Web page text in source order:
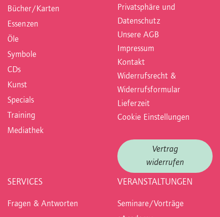
Bücher/Karten
Essenzen
Öle
Symbole
CDs
Kunst
Specials
Training
Mediathek
Privatsphäre und
Datenschutz
Unsere AGB
Impressum
Kontakt
Widerrufsrecht &
Widerrufsformular
Lieferzeit
Cookie Einstellungen
Vertrag
widerrufen
SERVICES
Fragen & Antworten
VERANSTALTUNGEN
Seminare/Vorträge